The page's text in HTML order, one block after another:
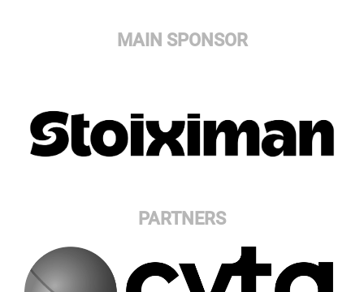
MAIN SPONSOR
PARTNERS